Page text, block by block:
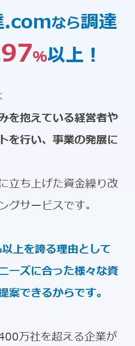
.comなら調達
97％以上！
を抱えている経営者や
を行い、事業の発展に
立ち上げた資金繰り改
グサービスです。
上を誇る理由として
ーズに合った様々な資
案できるからです。
万社を超える企業が